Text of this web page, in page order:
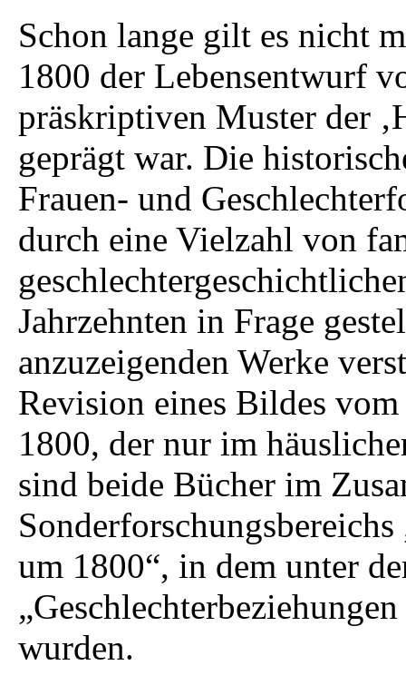
Schon lange gilt es nicht
1800 der Lebensentwurf
präskriptiven Muster der
geprägt war. Die
Frauen- und
durch eine Vielzahl von
Jahrzehnten in Frage
anzuzeigenden Werke
Revision eines Bildes
1800, der nur im
sind beide Bücher im
um 1800“, in dem unter
wurden.